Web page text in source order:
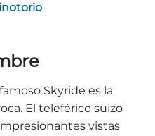
Skyride es la
El teleférico suizo
vistas